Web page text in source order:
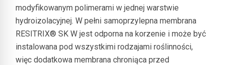
modyfikowanym polimerami w jednej warstwie
hydroizolacyjnej. W pełni samoprzylepna membrana
RESITRIX® SK W jest odporna na korzenie i może być
instalowana pod wszystkimi rodzajami roślinności,
więc dodatkowa membrana chroniąca przed